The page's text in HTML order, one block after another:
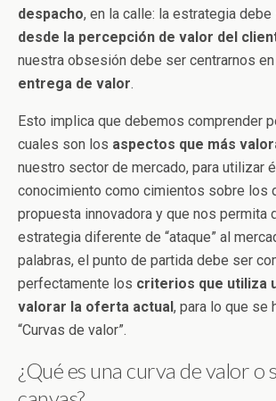
despacho, en la calle: la estrategia debe
desde la percepción de valor del
nuestra obsesión debe ser centrarnos
entrega de valor.
Esto implica que debemos comprender
cuales son los aspectos que más
nuestro sector de mercado, para utilizar
conocimiento como cimientos sobre los
propuesta innovadora y que nos permita
estrategia diferente de “ataque” al
palabras, el punto de partida debe ser
perfectamente los criterios que utiliza
valorar la oferta actual, para lo que se
“Curvas de valor”.
¿Qué es una curva de valor o